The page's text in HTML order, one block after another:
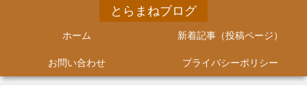
とらまねブログ
ホーム 新着記事（投稿ページ）
お問い合わせ プライバシーポリシー